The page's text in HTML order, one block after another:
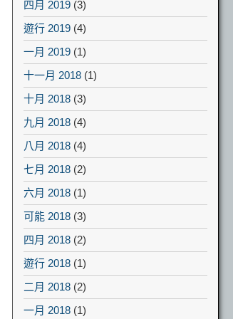
四月 2019 (3)
遊行 2019 (4)
一月 2019 (1)
十一月 2018 (1)
十月 2018 (3)
九月 2018 (4)
八月 2018 (4)
七月 2018 (2)
六月 2018 (1)
可能 2018 (3)
四月 2018 (2)
遊行 2018 (1)
二月 2018 (2)
一月 2018 (1)